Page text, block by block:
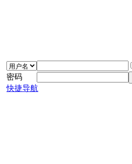
密码
快捷导航